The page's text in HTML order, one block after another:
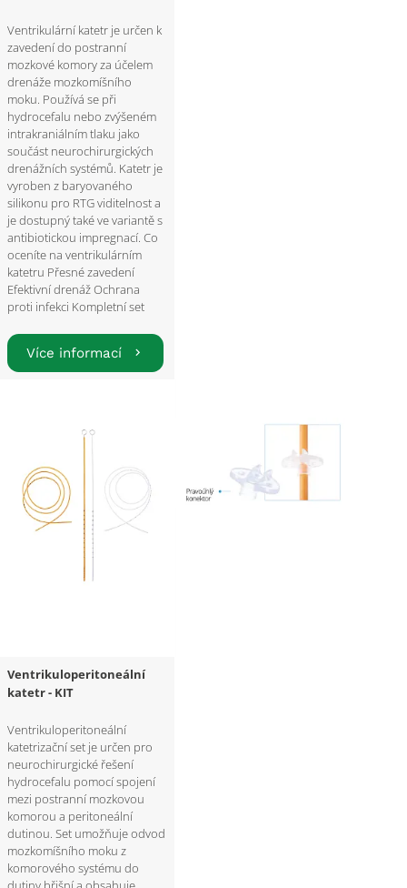
Ventrikulární katetr je určen k
zavedení do postranní
mozkové komory za účelem
drenáže mozkomíšního
moku. Používá se při
hydrocefalu nebo zvýšeném
intrakraniálním tlaku jako
součást neurochirurgických
drenážních systémů. Katetr je
vyroben z baryovaného
silikonu pro RTG viditelnost a
je dostupný také ve variantě s
antibiotickou impregnací. Co
oceníte na ventrikulárním
katetru Přesné zavedení
Efektivní drenáž Ochrana
proti infekci Kompletní set
Více informací
Ventrikuloperitoneální
katetr - KIT
Ventrikuloperitoneální
katetrizační set je určen pro
neurochirurgické řešení
hydrocefalu pomocí spojení
mezi postranní mozkovou
komorou a peritoneální
dutinou. Set umožňuje odvod
mozkomíšního moku z
komorového systému do